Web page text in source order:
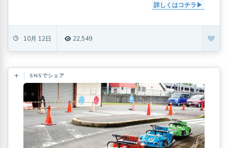
詳しくはコチラ
10月 12日 22,549
SNSでシェア